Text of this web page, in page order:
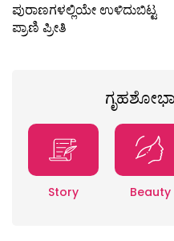
ಪುರಾಣಗಳಲ್ಲಿಯೇ ಉಳಿದುಬಿಟ್ಟ
ಪ್ರಾಣಿ ಪ್ರೀತಿ
Story Beauty